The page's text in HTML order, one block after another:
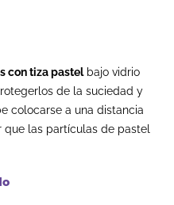
con tiza pastelbajo vidrio
de la suciedad y
colocarse a una distancia
las partículas de pastel